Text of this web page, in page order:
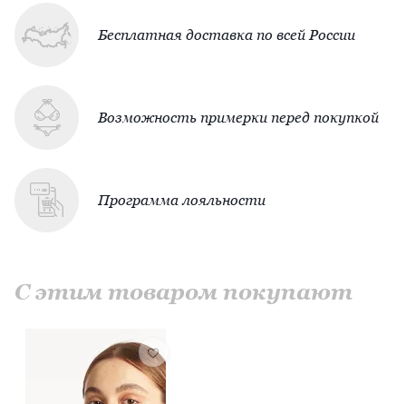
Бесплатная доставка по всей России
Возможность примерки перед покупкой
Программа лояльности
С этим товаром покупают